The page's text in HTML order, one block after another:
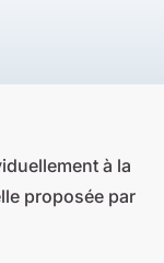
à la
proposée par